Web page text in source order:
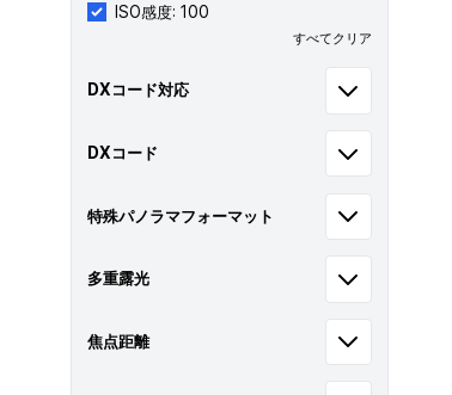
ISO感度: 100
すべてクリア
DXコード対応
DXコード
特殊パノラマフォーマット
多重露光
焦点距離